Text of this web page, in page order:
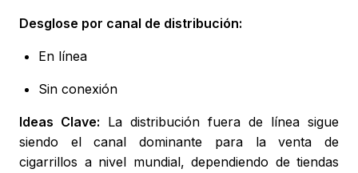
Desglose por canal de distribución:
En línea
Sin conexión
Ideas Clave: La distribución fuera de línea sigue
siendo el canal dominante para la venta de
cigarrillos a nivel mundial, dependiendo de tiendas